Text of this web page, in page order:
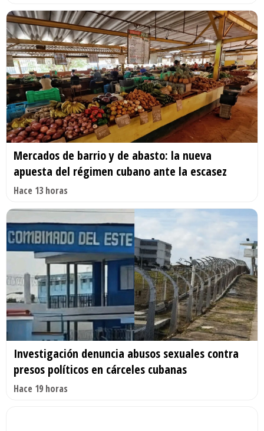
Mercados de barrio y de abasto: la nueva
apuesta del régimen cubano ante la escasez
Hace 13 horas
Investigación denuncia abusos sexuales contra
presos políticos en cárceles cubanas
Hace 19 horas